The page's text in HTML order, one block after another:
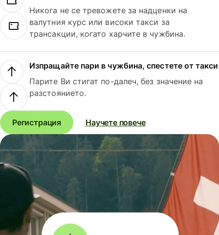
Никога не се тревожете за надценки на
валутния курс или високи такси за
трансакции, когато харчите в чужбина.
Изпращайте пари в чужбина, спестете от такси
Парите Ви стигат по-далеч, без значение на
разстоянието.
Регистрация Научете повече